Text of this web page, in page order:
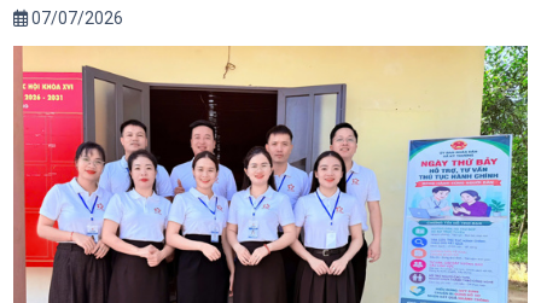
07/07/2026